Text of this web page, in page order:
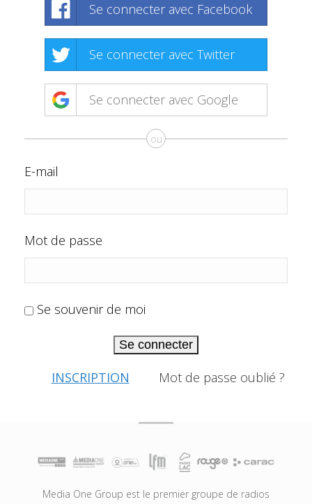
Se connecter avec Facebook
Se connecter avec Twitter
Se connecter avec Google
ou
E-mail
Mot de passe
Se souvenir de moi
Se connecter
INSCRIPTION Mot de passe oublié ?
Media One Group est le premier groupe de radios